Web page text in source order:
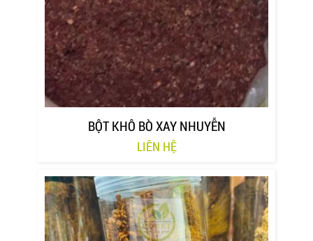
BỘT KHÔ BÒ XAY NHUYỄN
LIÊN HỆ